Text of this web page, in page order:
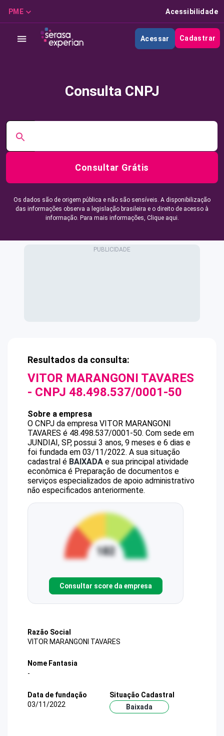
PME Acessibilidade
Acessar Cadastrar
Consulta CNPJ
Consultar Grátis
Os dados são de origem pública e não são sensíveis. A disponibilização
das informações observa a legislação brasileira e o direito de acesso à
informação. Para mais informações, Clique aqui.
Resultados da consulta:
VITOR MARANGONI TAVARES
- CNPJ 48.498.537/0001-50
Sobre a empresa
O CNPJ da empresa VITOR MARANGONI
TAVARES é 48.498.537/0001-50. Com sede em
JUNDIAI, SP, possui 3 anos, 9 meses e 6 dias e
foi fundada em 03/11/2022. A sua situação
cadastral é BAIXADA e sua principal atividade
econômica é Preparação de documentos e
serviços especializados de apoio administrativo
não especificados anteriormente.
Consultar score da empresa
Razão Social
VITOR MARANGONI TAVARES
Nome Fantasia
-
Data de fundação
03/11/2022
Situação Cadastral
Baixada